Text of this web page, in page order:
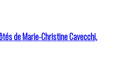
de Marie-Christine Cavecchi,